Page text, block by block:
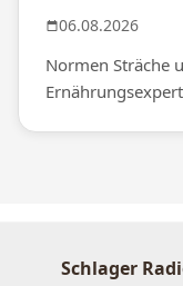
06.08.2026
Normen Sträche
Schlager